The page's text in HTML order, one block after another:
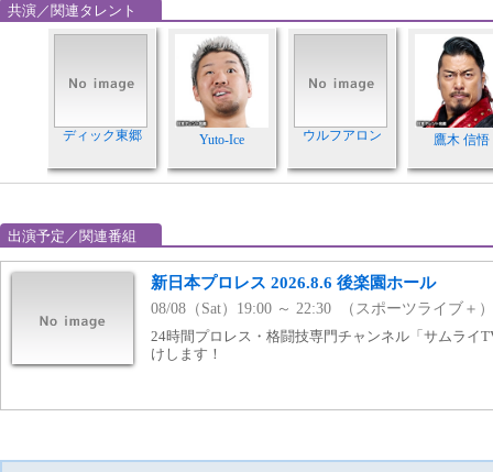
共演／関連タレント
ディック東郷 Yuto-Ice ウルフアロン 鷹木 信悟
出演予定／関連番組
新日本プロレス 2026.8.6 後楽園ホール
08/08（Sat）19:00 ～ 22:30 （スポーツライブ＋）
24時間プロレス・格闘技専門チャンネル「サムライ
けします！